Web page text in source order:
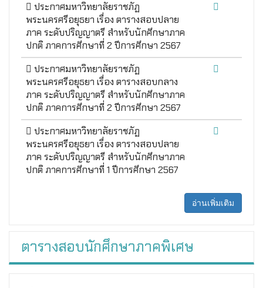
ประกาศมหาวิทยาลัยราชภัฏ
พระนครศรีอยุธยา เรื่อง ตารางสอบปลาย
ภาค ระดับปริญญาตรี สำหรับนักศึกษาภาค
ปกติ ภาคการศึกษาที่ 2 ปีการศึกษา 2567
ประกาศมหาวิทยาลัยราชภัฏ
พระนครศรีอยุธยา เรื่อง ตารางสอบกลาง
ภาค ระดับปริญญาตรี สำหรับนักศึกษาภาค
ปกติ ภาคการศึกษาที่ 2 ปีการศึกษา 2567
ประกาศมหาวิทยาลัยราชภัฏ
พระนครศรีอยุธยา เรื่อง ตารางสอบปลาย
ภาค ระดับปริญญาตรี สำหรับนักศึกษาภาค
ปกติ ภาคการศึกษาที่ 1 ปีการศึกษา 2567
อ่านเพิ่มเติม
ตารางสอบนักศึกษาภาคพิเศษ